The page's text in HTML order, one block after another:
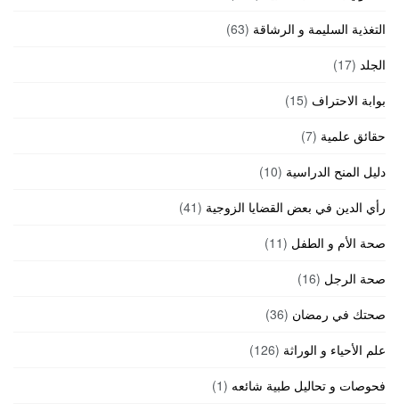
التغذية السليمة و الرشاقة (63)
الجلد (17)
بوابة الاحتراف (15)
حقائق علمية (7)
دليل المنح الدراسية (10)
رأي الدين في بعض القضايا الزوجية (41)
صحة الأم و الطفل (11)
صحة الرجل (16)
صحتك في رمضان (36)
علم الأحياء و الوراثة (126)
فحوصات و تحاليل طبية شائعه (1)